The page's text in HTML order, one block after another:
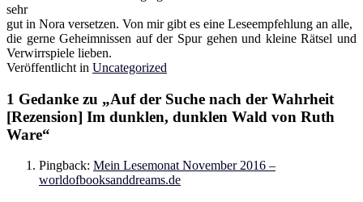
sehr
gut in Nora versetzen. Von mir gibt es eine Leseempfehlung an alle,
die gerne Geheimnissen auf der Spur gehen und kleine Rätsel und
Verwirrspiele lieben.
Veröffentlicht in Uncategorized
1 Gedanke zu „Auf der Suche nach der Wahrheit
[Rezension] Im dunklen, dunklen Wald von Ruth
Ware“
Pingback: Mein Lesemonat November 2016 –
worldofbooksanddreams.de